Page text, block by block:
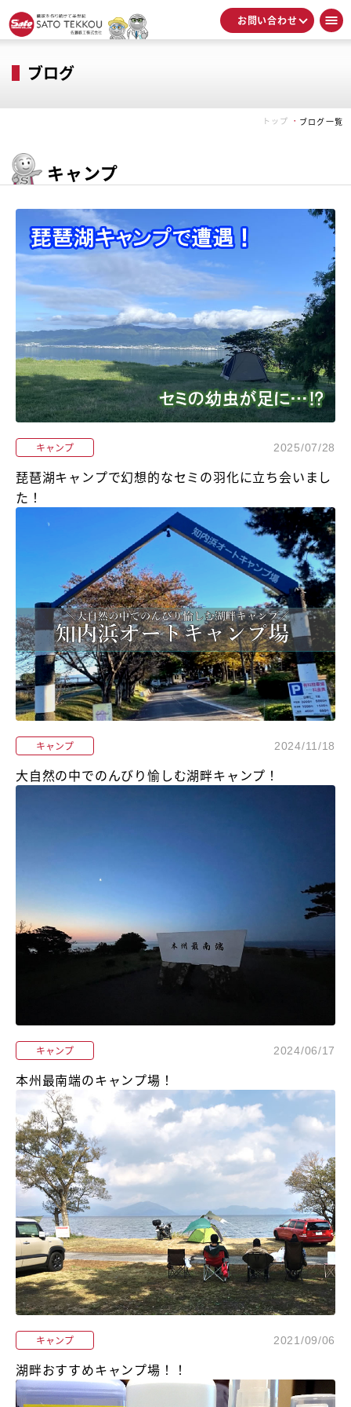
お問い合わせ
ブログ
トップ ブログ一覧
キャンプ
キャンプ 2025/07/28
琵琶湖キャンプで幻想的なセミの羽化に立ち会いまし
た！
キャンプ 2024/11/18
大自然の中でのんびり愉しむ湖畔キャンプ！
キャンプ 2024/06/17
本州最南端のキャンプ場！
キャンプ 2021/09/06
湖畔おすすめキャンプ場！！